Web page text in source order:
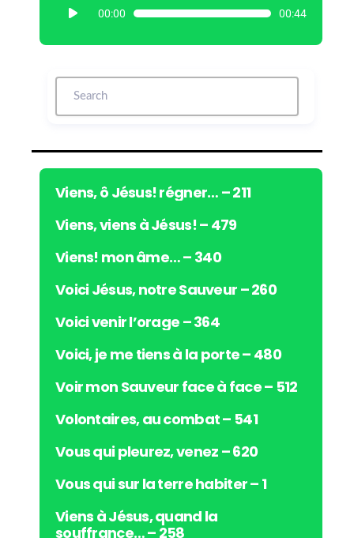
c
e
r
u
d
i
00:00 00:44
Viens, ô Jésus! régner… – 211
Viens, viens à Jésus! – 479
Viens! mon âme… – 340
Voici Jésus, notre Sauveur – 260
Voici venir l’orage – 364
Voici, je me tiens à la porte – 480
Voir mon Sauveur face à face – 512
Volontaires, au combat – 541
Vous qui pleurez, venez – 620
Vous qui sur la terre habiter – 1
Viens à Jésus, quand la
souffrance… – 258